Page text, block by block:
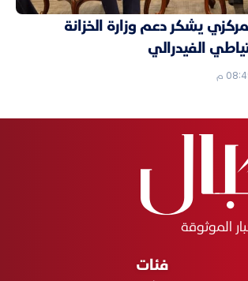
يشكر دعم وزارة الخزانة
الفيدرالي
الموثوقة
فئات